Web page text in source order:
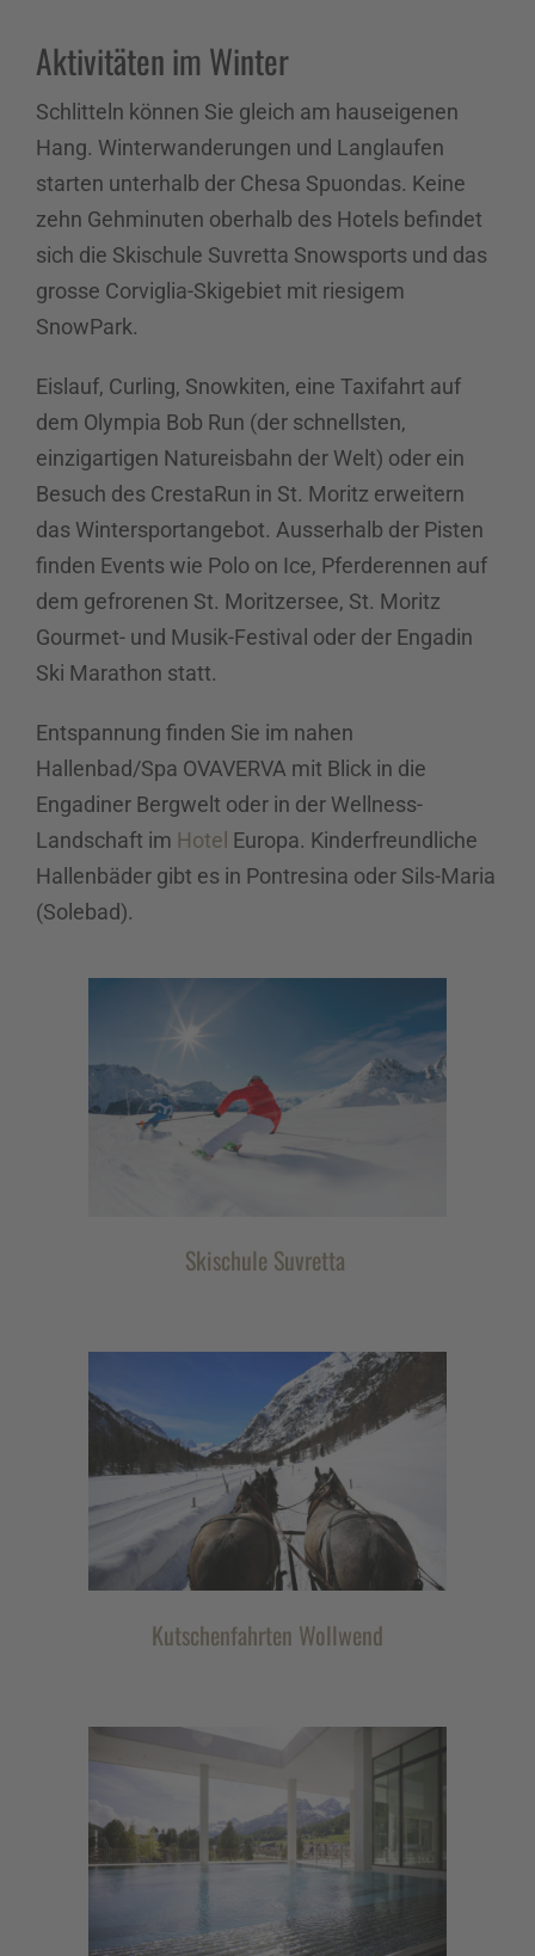
Aktivitäten im Winter
Schlitteln können Sie gleich am hauseigenen
Hang. Winterwanderungen und Langlaufen
starten unterhalb der Chesa Spuondas. Keine
zehn Gehminuten oberhalb des Hotels befindet
sich die Skischule Suvretta Snowsports und das
grosse Corviglia-Skigebiet mit riesigem
SnowPark.
Eislauf, Curling, Snowkiten, eine Taxifahrt auf
dem Olympia Bob Run (der schnellsten,
einzigartigen Natureisbahn der Welt) oder ein
Besuch des CrestaRun in St. Moritz erweitern
das Wintersportangebot. Ausserhalb der Pisten
finden Events wie Polo on Ice, Pferderennen auf
dem gefrorenen St. Moritzersee, St. Moritz
Gourmet- und Musik-Festival oder der Engadin
Ski Marathon statt.
Entspannung finden Sie im nahen
Hallenbad/Spa OVAVERVA mit Blick in die
Engadiner Bergwelt oder in der Wellness-
Landschaft im Hotel Europa. Kinderfreundliche
Hallenbäder gibt es in Pontresina oder Sils-Maria
(Solebad).
Skischule Suvretta
Kutschenfahrten Wollwend